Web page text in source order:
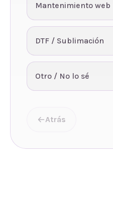
Mantenimiento web
DTF / Sublimación
Otro / No lo sé
Atrás